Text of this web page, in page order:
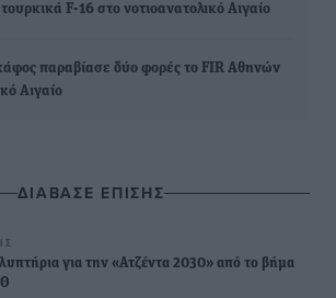
F-16 στο νοτιοανατολικό Αιγαίο
παραβίασε δύο φορές το FIR Αθηνών
Αιγαίο
ΔΙΑΒΑΣΕ ΕΠΙΣΗΣ
για την «Ατζέντα 2030» από το βήμα